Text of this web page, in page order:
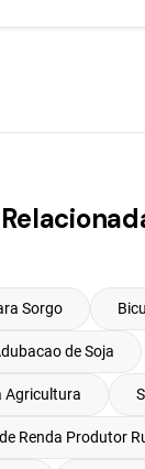
Sorgo
de Soja
Agricultura
Renda Produtor